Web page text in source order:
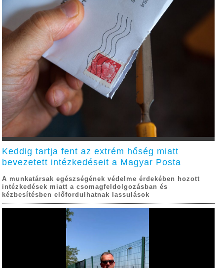
Keddig tartja fent az extrém hőség miatt
bevezetett intézkedéseit a Magyar Posta
A munkatársak egészségének védelme érdekében hozott
intézkedések miatt a csomagfeldolgozásban és
kézbesítésben előfordulhatnak lassulások